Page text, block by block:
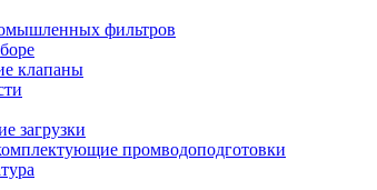
фильтров
клапаны
загрузки
промводоподготовки